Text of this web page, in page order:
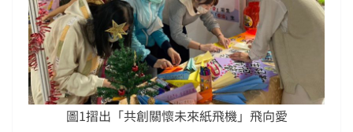
圖1摺出「共創關懷未來紙飛機」飛向愛